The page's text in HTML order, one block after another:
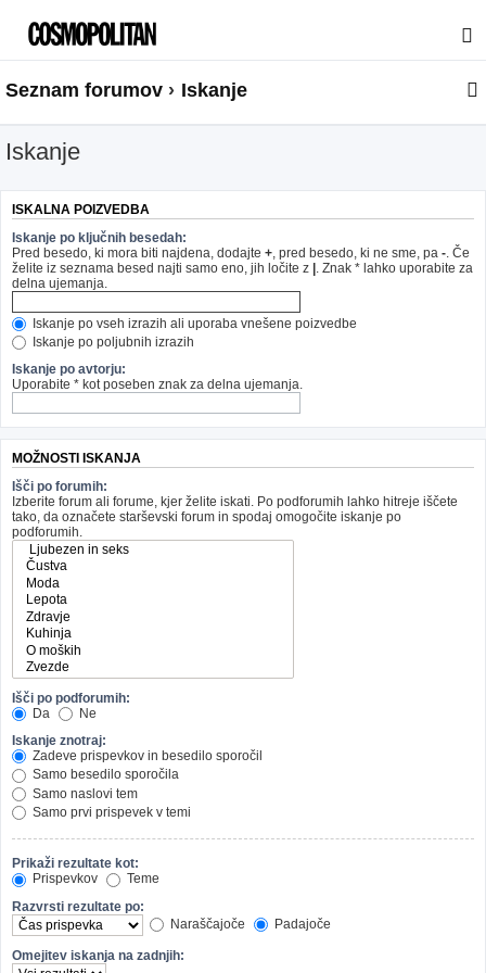
Seznam forumov Iskanje
Iskanje
ISKALNA POIZVEDBA
Iskanje po ključnih besedah:
Pred besedo, ki mora biti najdena, dodajte + , pred besedo, ki ne sme, pa - . Če
želite iz seznama besed najti samo eno, jih ločite z | . Znak * lahko uporabite za
delna ujemanja.
Iskanje po vseh izrazih ali uporaba vnešene poizvedbe
Iskanje po poljubnih izrazih
Iskanje po avtorju:
Uporabite * kot poseben znak za delna ujemanja.
MOŽNOSTI ISKANJA
Išči po forumih:
Izberite forum ali forume, kjer želite iskati. Po podforumih lahko hitreje iščete
tako, da označete starševski forum in spodaj omogočite iskanje po
podforumih.
Išči po podforumih:
Da
Ne
Iskanje znotraj:
Zadeve prispevkov in besedilo sporočil
Samo besedilo sporočila
Samo naslovi tem
Samo prvi prispevek v temi
Prikaži rezultate kot:
Prispevkov
Teme
Razvrsti rezultate po:
Naraščajoče
Padajoče
Omejitev iskanja na zadnjih: